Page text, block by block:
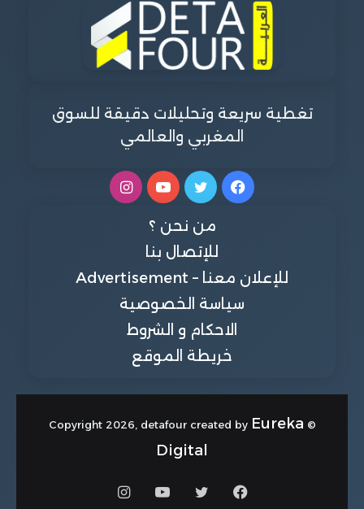
تغطية سريعة وتحليلات دقيقة للسوق
المغربي والعالمي
فيسبوكتويتر يوتيوبانستقرام
من نحن ؟
للإتصال بنا
للإعلان معنا – Advertisement
سياسة الخصوصية
الاحكام و الشروط
خريطة الموقع
© Copyright 2026, detafour created by
Eureka
Digital
فيسبوكتويتر يوتيوبانستقرام